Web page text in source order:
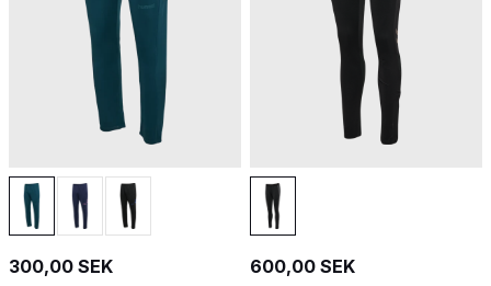
300,00 SEK 600,00 SEK